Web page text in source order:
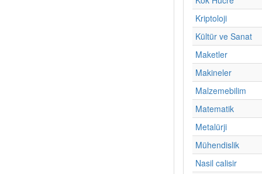
Kriptoloji
Kültür ve Sanat
Maketler
Makineler
Malzemebilim
Matematik
Metalürji
Mühendislik
Nasil calisir